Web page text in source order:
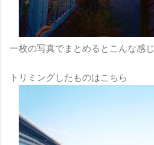
一枚の写真でまとめるとこんな感じ
トリミングしたものはこちら